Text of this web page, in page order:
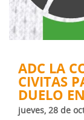
ADC LA
CIVITAS
DUELO
jueves, 28 de